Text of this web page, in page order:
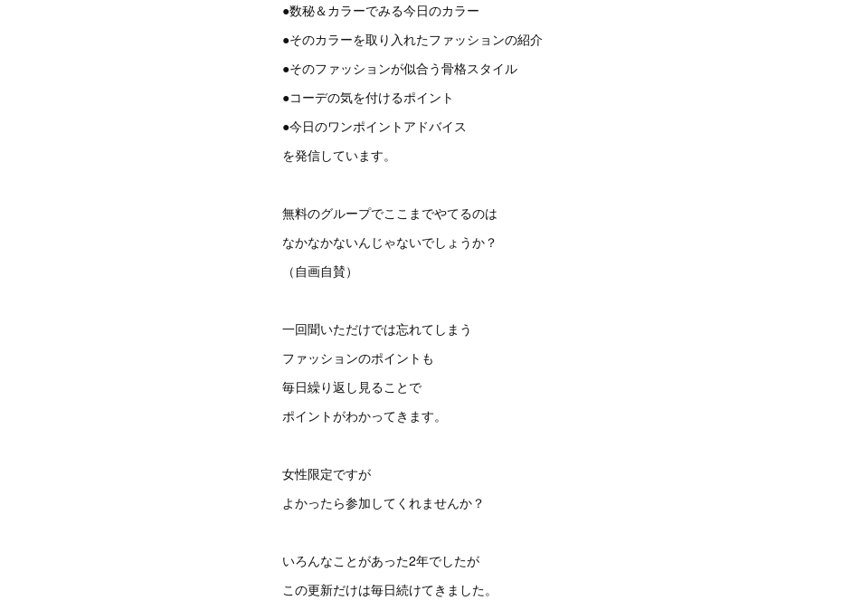
●数秘＆カラーでみる今日のカラー
●そのカラーを取り入れたファッションの紹介
●そのファッションが似合う骨格スタイル
●コーデの気を付けるポイント
●今日のワンポイントアドバイス
を発信しています。
無料のグループでここまでやてるのは
なかなかないんじゃないでしょうか？
（自画自賛）
一回聞いただけでは忘れてしまう
ファッションのポイントも
毎日繰り返し見ることで
ポイントがわかってきます。
女性限定ですが
よかったら参加してくれませんか？
いろんなことがあった2年でしたが
この更新だけは毎日続けてきました。